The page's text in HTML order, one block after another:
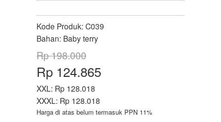
Kode Produk: C039
Bahan: Baby terry
Rp 198.000
Rp 124.865
XXL: Rp 128.018
XXXL: Rp 128.018
Harga di atas belum termasuk PPN 11%